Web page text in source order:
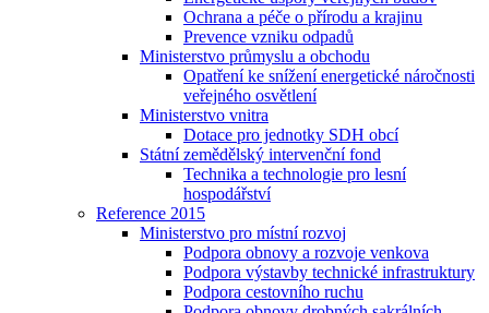
Ochrana a péče o přírodu a krajinu
Prevence vzniku odpadů
Ministerstvo průmyslu a obchodu
Opatření ke snížení energetické náročnosti
veřejného osvětlení
Ministerstvo vnitra
Dotace pro jednotky SDH obcí
Státní zemědělský intervenční fond
Technika a technologie pro lesní
hospodářství
Reference 2015
Ministerstvo pro místní rozvoj
Podpora obnovy a rozvoje venkova
Podpora výstavby technické infrastruktury
Podpora cestovního ruchu